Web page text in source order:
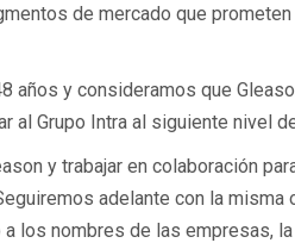
de mercado que
años y consideramos que
al Grupo Intra al siguiente nivel
y trabajar en colaboración
adelante con la misma
los nombres de las empresas,